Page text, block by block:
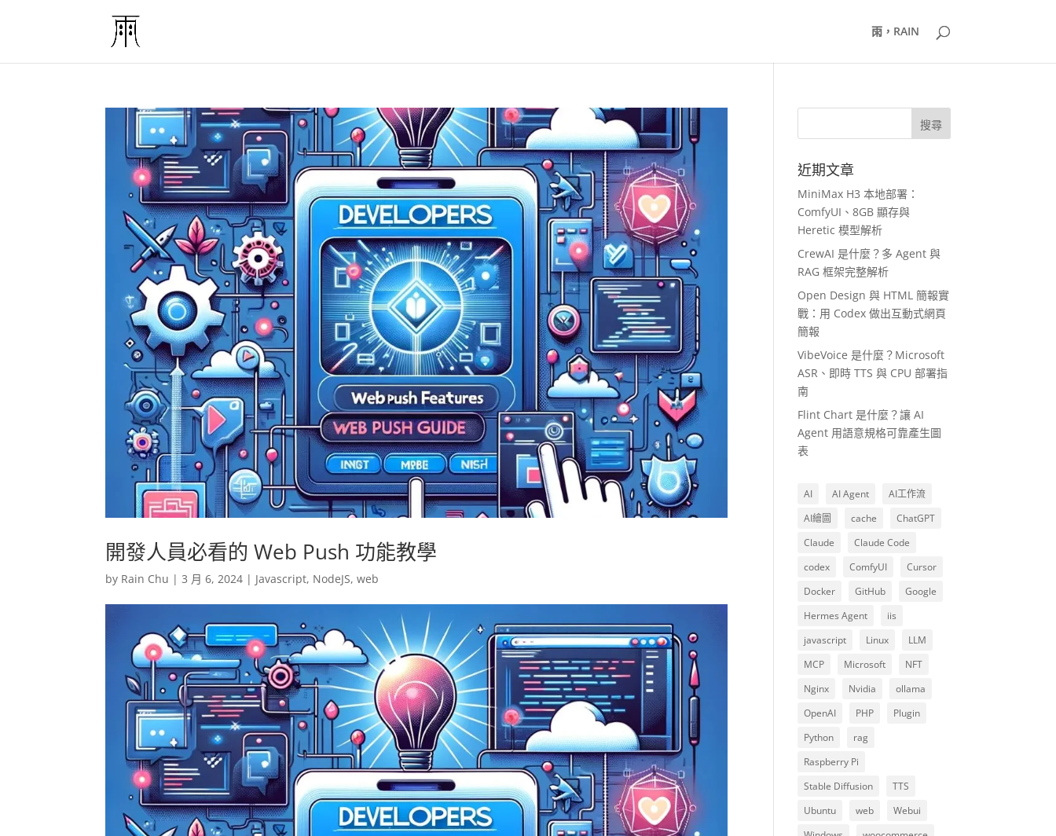
雨，RAIN
開發人員必看的 Web Push 功能教學
by Rain Chu |3 月 6, 2024 | Javascript, NodeJS,web
近期文章
MiniMax H3 本地部署：
ComfyUI、8GB 顯存與
Heretic 模型解析
CrewAI 是什麼？多 Agent 與
RAG 框架完整解析
Open Design 與 HTML 簡報實
戰：用 Codex 做出互動式網頁
簡報
VibeVoice 是什麼？Microsoft
ASR、即時 TTS 與 CPU 部署指
南
Flint Chart 是什麼？讓 AI
Agent 用語意規格可靠產生圖
表
AI AI Agent
AI工作流
AI繪圖
cache
ChatGPT
Claude
Claude Code
codex
ComfyUI
Cursor
Docker
GitHub
Google
Hermes Agent
iis
javascript
Linux
LLM
MCP
Microsoft
NFT
Nginx
Nvidia
ollama
OpenAI
PHP
Plugin
Python
rag
Raspberry Pi
Stable Diffusion
TTS
Ubuntu
web
Webui